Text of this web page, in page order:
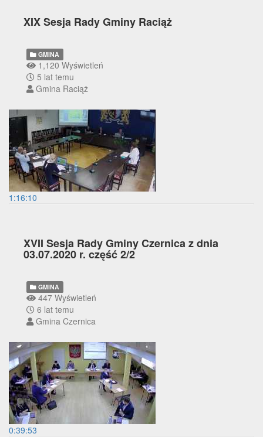
XIX Sesja Rady Gminy Raciąż
GMINA
1,120 Wyświetleń
5 lat temu
Gmina Raciąż
1:16:10
XVII Sesja Rady Gminy Czernica z dnia
03.07.2020 r. część 2/2
GMINA
447 Wyświetleń
6 lat temu
Gmina Czernica
0:39:53